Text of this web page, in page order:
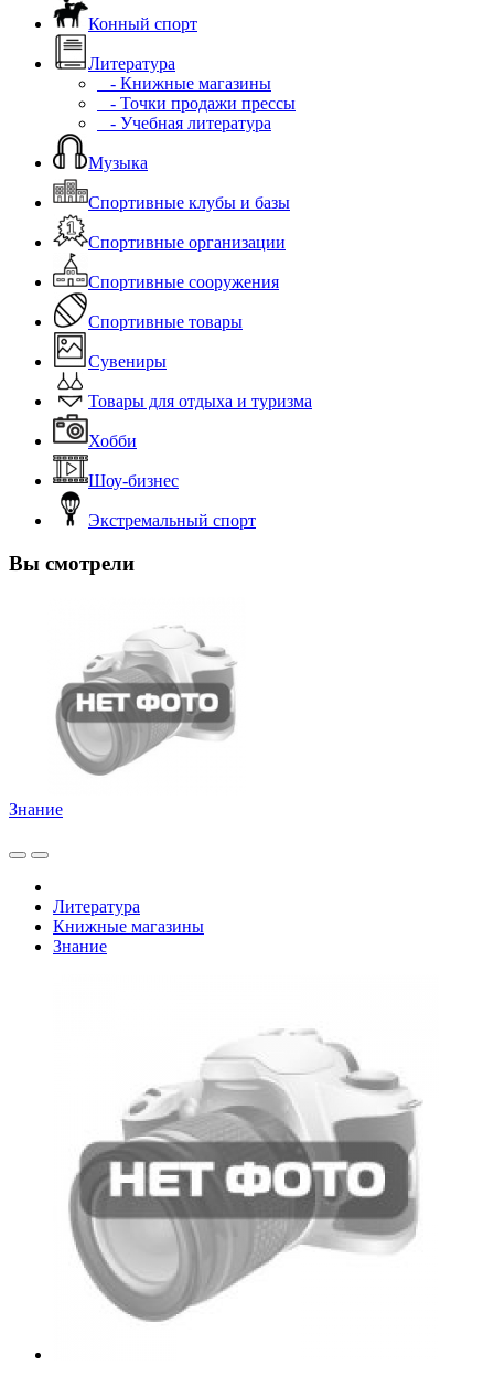
Конный спорт
Литература
- Книжные магазины
- Точки продажи прессы
- Учебная литература
Музыка
Спортивные клубы и базы
Спортивные организации
Спортивные сооружения
Спортивные товары
Сувениры
Товары для отдыха и туризма
Хобби
Шоу-бизнес
Экстремальный спорт
Вы смотрели
Знание
Литература
Книжные магазины
Знание